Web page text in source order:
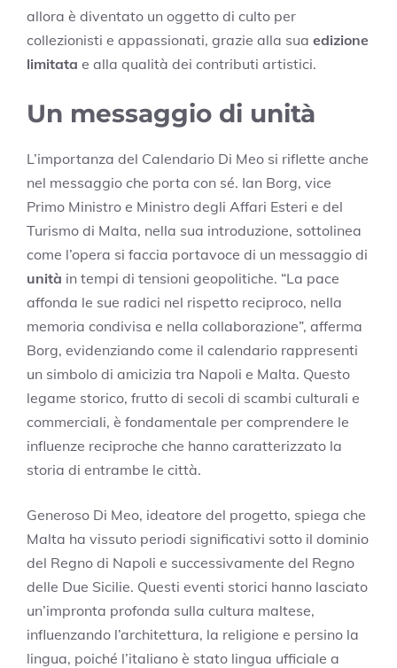
allora è diventato un oggetto di culto per
collezionisti e appassionati, grazie alla sua edizione
limitata e alla qualità dei contributi artistici.
Un messaggio di unità
L’importanza del Calendario Di Meo si riflette anche
nel messaggio che porta con sé. Ian Borg, vice
Primo Ministro e Ministro degli Affari Esteri e del
Turismo di Malta, nella sua introduzione, sottolinea
come l’opera si faccia portavoce di un messaggio di
unità in tempi di tensioni geopolitiche. “La pace
affonda le sue radici nel rispetto reciproco, nella
memoria condivisa e nella collaborazione”, afferma
Borg, evidenziando come il calendario rappresenti
un simbolo di amicizia tra Napoli e Malta. Questo
legame storico, frutto di secoli di scambi culturali e
commerciali, è fondamentale per comprendere le
influenze reciproche che hanno caratterizzato la
storia di entrambe le città.
Generoso Di Meo, ideatore del progetto, spiega che
Malta ha vissuto periodi significativi sotto il dominio
del Regno di Napoli e successivamente del Regno
delle Due Sicilie. Questi eventi storici hanno lasciato
un’impronta profonda sulla cultura maltese,
influenzando l’architettura, la religione e persino la
lingua, poiché l’italiano è stato lingua ufficiale a